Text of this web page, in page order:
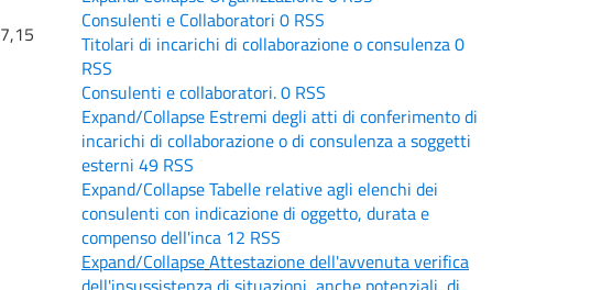
7,15
Consulenti e Collaboratori 0 RSS
Titolari di incarichi di collaborazione o consulenza0
RSS
Consulenti e collaboratori.0 RSS
Expand/Collapse Estremi degli atti di conferimento di
incarichi di collaborazione o di consulenza a soggetti
esterni 49 RSS
Expand/CollapseTabelle relative agli elenchi dei
consulenti con indicazione di oggetto, durata e
compenso dell'inca 12 RSS
Expand/CollapseAttestazione dell'avvenuta verifica